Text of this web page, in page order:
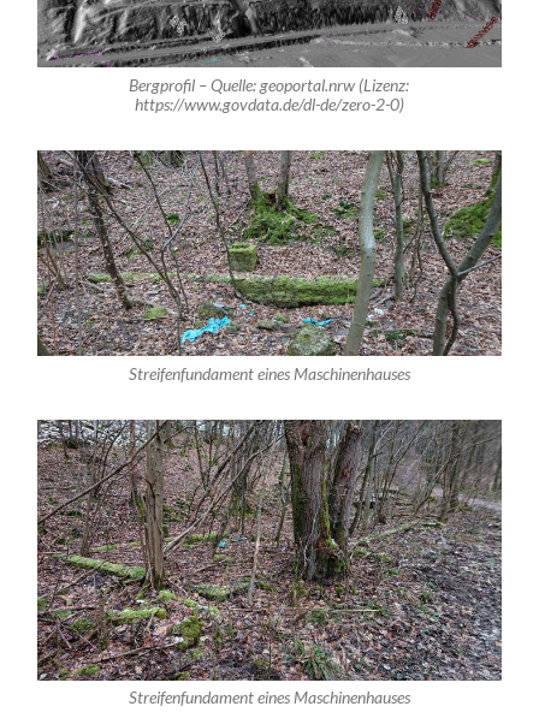
Bergprofil – Quelle: geoportal.nrw (Lizenz:
https://www.govdata.de/dl-de/zero-2-0)
Streifenfundament eines Maschinenhauses
Streifenfundament eines Maschinenhauses